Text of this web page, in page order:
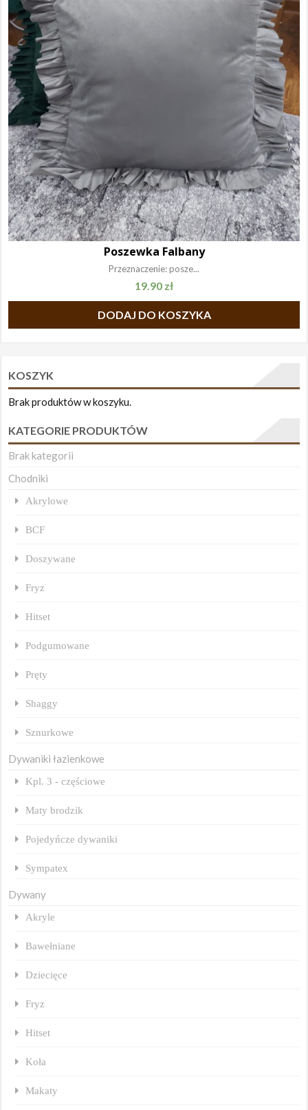
Poszewka Falbany
Przeznaczenie: posze...
19.90 zł
DODAJ DO KOSZYKA
KOSZYK
Brak produktów w koszyku.
KATEGORIE PRODUKTÓW
Brak kategorii
Chodniki
Akrylowe
BCF
Doszywane
Fryz
Hitset
Podgumowane
Pręty
Shaggy
Sznurkowe
Dywaniki łazienkowe
Kpl. 3 - częściowe
Maty brodzik
Pojedyńcze dywaniki
Sympatex
Dywany
Akryle
Bawełniane
Dziecięce
Fryz
Hitset
Koła
Makaty